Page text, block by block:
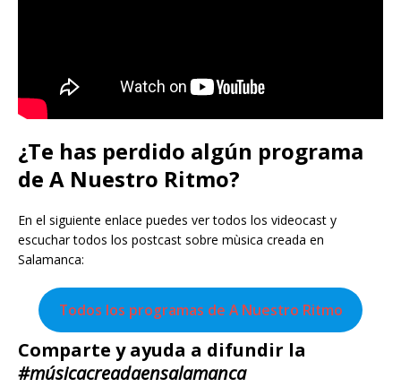
¿Te has perdido algún programa
de A Nuestro Ritmo?
En el siguiente enlace puedes ver todos los videocast y
escuchar todos los postcast sobre mùsica creada en
Salamanca:
Todos los programas de A Nuestro Ritmo
Comparte y ayuda a difundir la
#músicacreadaensalamanca